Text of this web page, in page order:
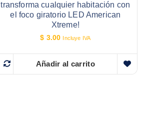
transforma cualquier habitación con
el foco giratorio LED American
Xtreme!
$ 3.00 Incluye IVA
Añadir al carrito